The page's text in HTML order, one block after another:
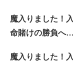
魔入りました！
命賭けの勝負へ…
魔入りました！